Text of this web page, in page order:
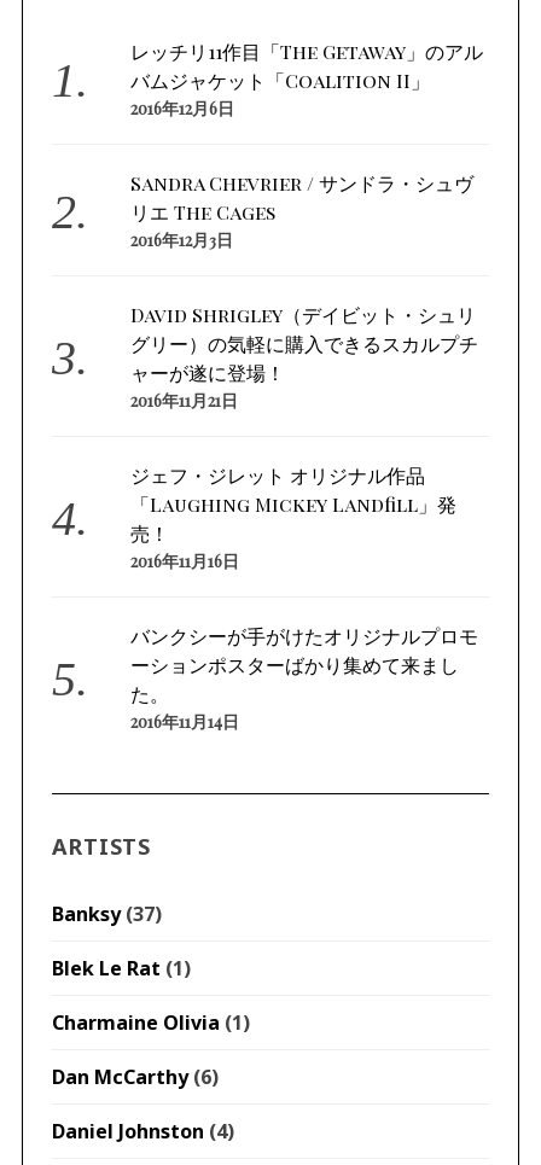
レッチリ11作目「The Getaway」のアル
バムジャケット「Coalition II」
2016年12月6日
Sandra Chevrier / サンドラ・シュヴ
リエ The Cages
2016年12月3日
David Shrigley（デイビット・シュリ
グリー）の気軽に購入できるスカルプチ
ャーが遂に登場！
2016年11月21日
ジェフ・ジレット オリジナル作品
「Laughing Mickey Landfill」発
売！
2016年11月16日
バンクシーが手がけたオリジナルプロモ
ーションポスターばかり集めて来まし
た。
2016年11月14日
ARTISTS
Banksy(37)
Blek Le Rat (1)
Charmaine Olivia (1)
Dan McCarthy(6)
Daniel Johnston (4)